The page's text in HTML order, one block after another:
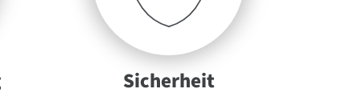
Sicherheit